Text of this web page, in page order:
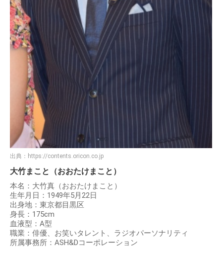
出典： https://contents.oricon.co.jp
大竹まこと（おおたけまこと）
本名：大竹真（おおたけまこと）
生年月日：1949年5月22日
出身地：東京都目黒区
身長：175cm
血液型：A型
職業：俳優、お笑いタレント、ラジオパーソナリティ
所属事務所：ASH&Dコーポレーション